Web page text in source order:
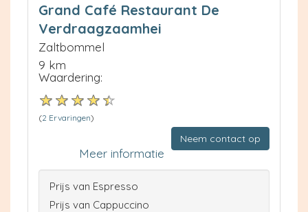
Grand Café Restaurant De
Verdraagzaamhei
Zaltbommel
9 km
Waardering:
(2 Ervaringen)
Neem contact op
Meer informatie
Prijs van Espresso
Prijs van Cappuccino